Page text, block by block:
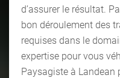
d’assurer le résultat.
bon déroulement des
requises dans le
expertise pour vous
Paysagiste à Landean